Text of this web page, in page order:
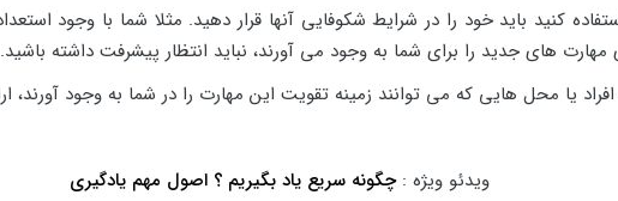
کنید باید خود را در شرایط شکوفایی آنها قرار دهید. مثلا شما با وجود
مهارت های جدید را برای شما به وجود می آورند، نباید انتظار پیشرفت داشته باشید.
یا محل هایی که می توانند زمینه تقویت این مهارت را در شما به وجود آورند،
ویدئو ویژه :چگونه سریع یاد بگیریم ؟ اصول مهم یادگیری